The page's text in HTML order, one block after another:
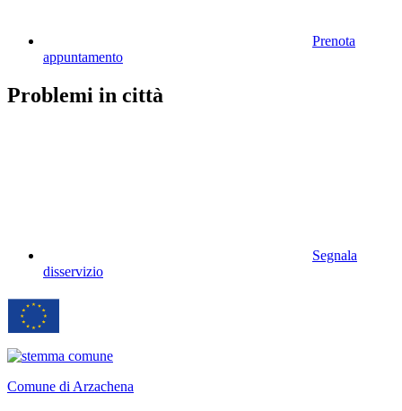
Prenota
appuntamento
Problemi in città
Segnala
disservizio
Comune di Arzachena